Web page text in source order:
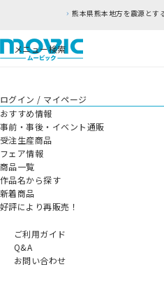
熊本地方を震源とする地震の影響につきまして
メニュー検索
ログイン / マイページ
おすすめ情報
事前・事後・イベント通販
受注生産商品
フェア情報
商品一覧
作品名から探す
新着商品
好評により再販売！
ご利用ガイド
Q&A
お問い合わせ